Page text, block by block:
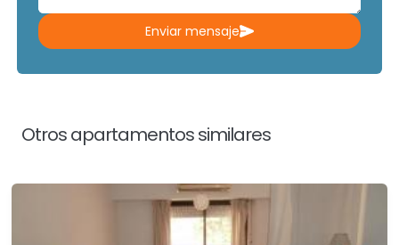
Enviar mensaje
Otros apartamentos similares